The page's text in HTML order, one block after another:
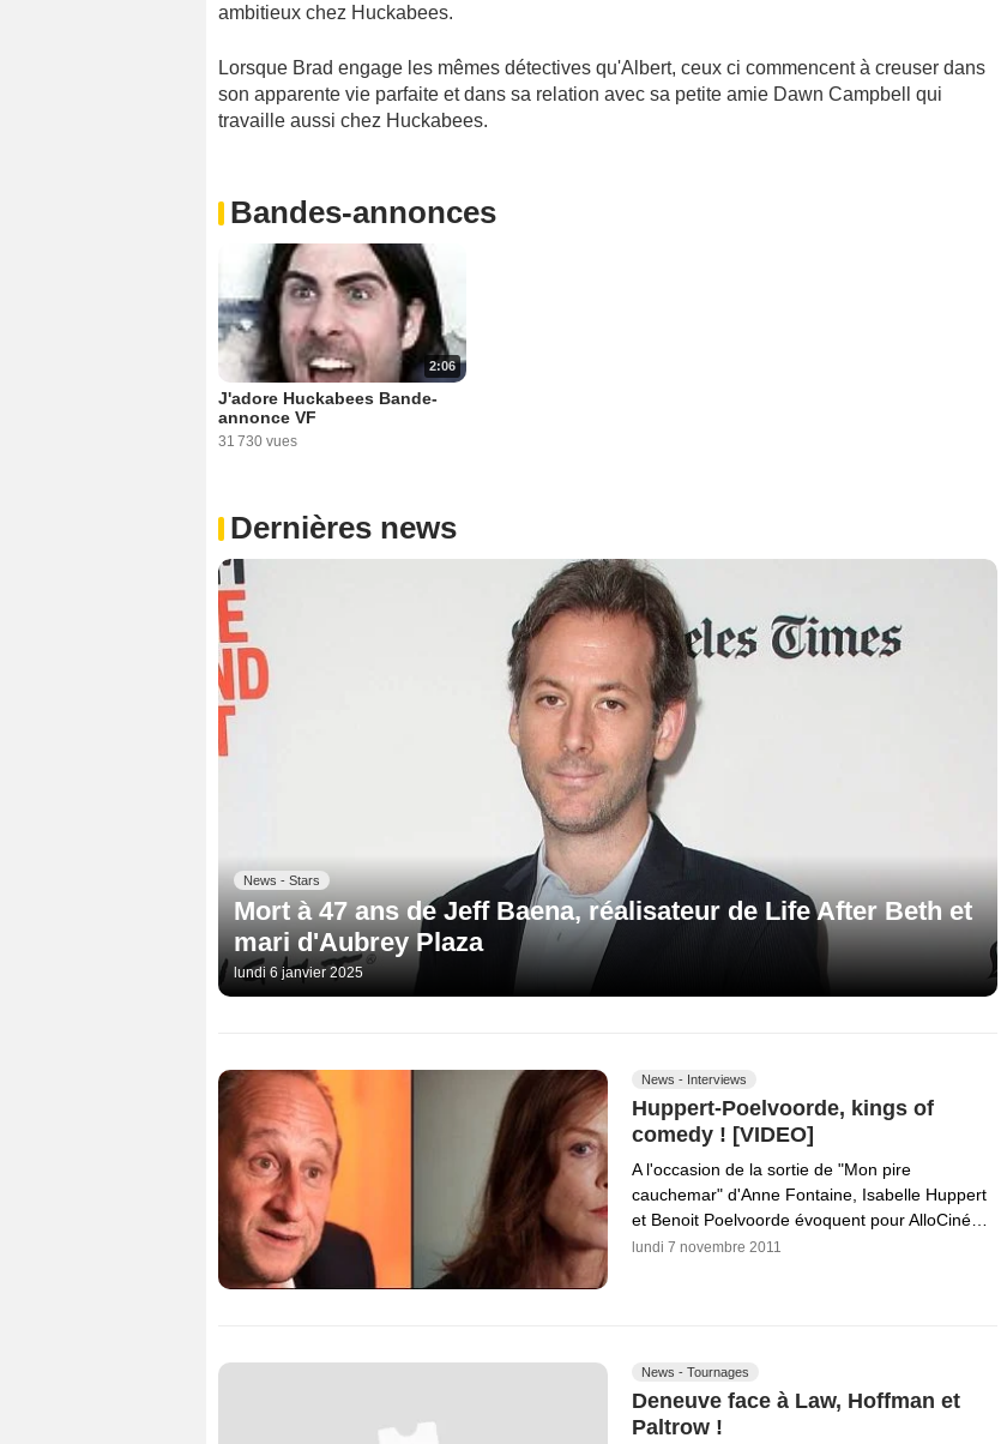
ambitieux chez Huckabees.
Lorsque Brad engage les mêmes détectives qu'Albert, ceux ci commencent à creuser dans
son apparente vie parfaite et dans sa relation avec sa petite amie Dawn Campbell qui
travaille aussi chez Huckabees.
Bandes-annonces
2:06
J'adore Huckabees Bande-
annonce VF
31 730 vues
Dernières news
News - Stars
Mort à 47 ans de Jeff Baena, réalisateur de Life After Beth et
mari d'Aubrey Plaza
lundi 6 janvier 2025
News - Interviews
Huppert-Poelvoorde, kings of
comedy ! [VIDEO]
A l'occasion de la sortie de "Mon pire
cauchemar" d'Anne Fontaine, Isabelle Huppert
et Benoit Poelvoorde évoquent pour AlloCiné…
lundi 7 novembre 2011
News - Tournages
Deneuve face à Law, Hoffman et
Paltrow !